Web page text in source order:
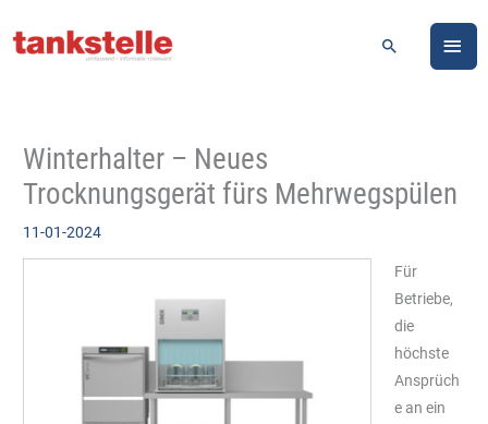
Inhalt
Suchen
Winterhalter – Neues
Trocknungsgerät fürs Mehrwegspülen
11-01-2024
Für
Betriebe,
die
höchste
Ansprüch
e an ein